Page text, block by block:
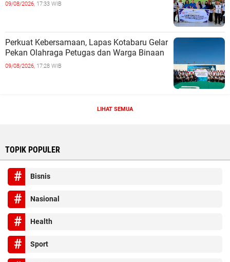
09/08/2026, 17:33 WIB
Perkuat Kebersamaan, Lapas Kotabaru Gelar
Pekan Olahraga Petugas dan Warga Binaan
09/08/2026, 17:28 WIB
LIHAT SEMUA
TOPIK POPULER
Bisnis
Nasional
Health
Sport